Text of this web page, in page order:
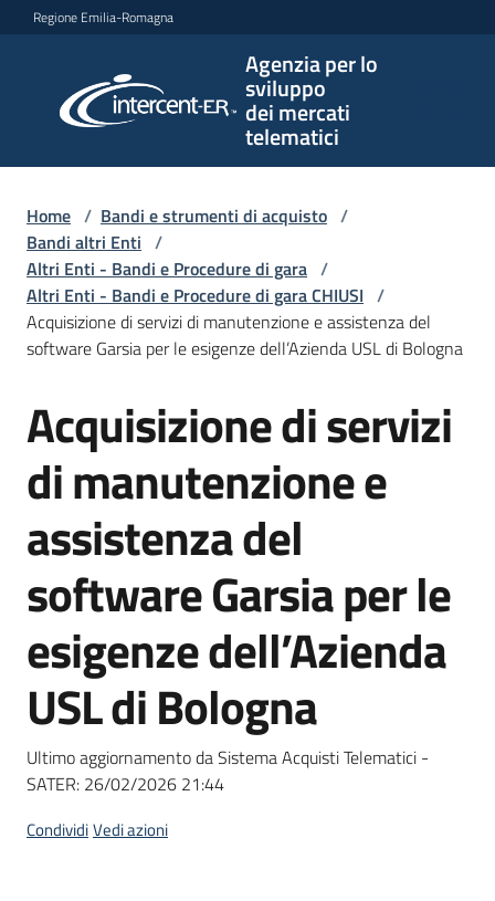
Vai al contenuto
Vai alla navigazione
Vai al footer
Regione Emilia-Romagna
Agenzia per lo
sviluppo
dei mercati
telematici
per lo
sviluppo
telematici
L'Agenzia
Bandi
e
strumenti
di
Supporto
Piattaforme
telematiche
Home / Bandi e strumenti di acquisto /
Bandi altri Enti /
Altri Enti - Bandi e Procedure di gara /
Altri Enti - Bandi e Procedure di gara CHIUSI /
Acquisizione di servizi di manutenzione e assistenza del
software Garsia per le esigenze dell’Azienda USL di Bologna
Salta al contenuto
Acquisizione di servizi
di manutenzione e
assistenza del
software Garsia per le
esigenze dell’Azienda
USL di Bologna
Ultimo aggiornamento da Sistema Acquisti Telematici -
SATER: 26/02/2026 21:44
CondividiVedi azioni